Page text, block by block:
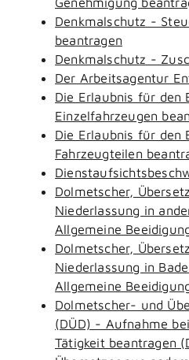
Denkmalschutz -
beantragen
Denkmalschutz -
Der Arbeitsagentur
Die Erlaubnis für den
Einzelfahrzeugen
Die Erlaubnis für den
Fahrzeugteilen
Dolmetscher,
Niederlassung in
Allgemeine
Dolmetscher,
Niederlassung in
Allgemeine
Dolmetscher- und
(DÜD) - Aufnahme
Tätigkeit beantragen